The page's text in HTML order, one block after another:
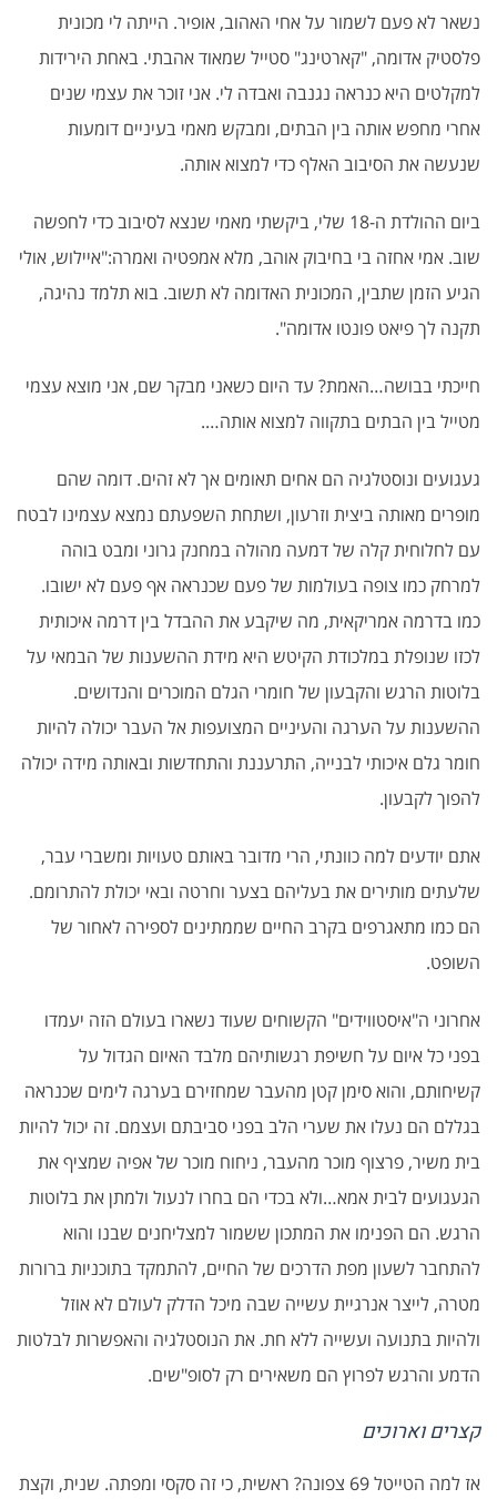
נשאר לא פעם לשמור על אחי האהוב, אופיר. הייתה לי מכונית
פלסטיק אדומה, "קארטינג" סטייל שמאוד אהבתי. באחת הירידות
למקלטים היא כנראה נגנבה ואבדה לי. אני זוכר את עצמי שנים
אחרי מחפש אותה בין הבתים, ומבקש מאמי בעיניים דומעות
שנעשה את הסיבוב האלף כדי למצוא אותה.
ביום ההולדת ה-18 שלי, ביקשתי מאמי שנצא לסיבוב כדי לחפשה
שוב. אמי אחזה בי בחיבוק אוהב, מלא אמפטיה ואמרה:"איילוש, אולי
הגיע הזמן שתבין, המכונית האדומה לא תשוב. בוא תלמד נהיגה,
תקנה לך פיאט פונטו אדומה".
חייכתי בבושה…האמת? עד היום כשאני מבקר שם, אני מוצא עצמי
מטייל בין הבתים בתקווה למצוא אותה….
געגועים ונוסטלגיה הם אחים תאומים אך לא זהים. דומה שהם
מופרים מאותה ביצית וזרעון, ושתחת השפעתם נמצא עצמינו לבטח
עם לחלוחית קלה של דמעה מהולה במחנק גרוני ומבט בוהה
למרחק כמו צופה בעולמות של פעם שכנראה אף פעם לא ישובו.
כמו בדרמה אמריקאית, מה שיקבע את ההבדל בין דרמה איכותית
לכזו שנופלת במלכודת הקיטש היא מידת ההשענות של הבמאי על
בלוטות הרגש והקבעון של חומרי הגלם המוכרים והנדושים.
ההשענות על הערגה והעיניים המצועפות אל העבר יכולה להיות
חומר גלם איכותי לבנייה, התרעננת והתחדשות ובאותה מידה יכולה
להפוך לקבעון.
אתם יודעים למה כוונתי, הרי מדובר באותם טעויות ומשברי עבר,
שלעתים מותירים את בעליהם בצער וחרטה ובאי יכולת להתרומם.
הם כמו מתאגרפים בקרב החיים שממתינים לספירה לאחור של
השופט.
אחרוני ה"איסטווידים" הקשוחים שעוד נשארו בעולם הזה יעמדו
בפני כל איום על חשיפת רגשותיהם מלבד האיום הגדול על
קשיחותם, והוא סימן קטן מהעבר שמחזירם בערגה לימים שכנראה
בגללם הם נעלו את שערי הלב בפני סביבתם ועצמם. זה יכול להיות
בית משיר, פרצוף מוכר מהעבר, ניחוח מוכר של אפיה שמציף את
הגעגועים לבית אמא…ולא בכדי הם בחרו לנעול ולמתן את בלוטות
הרגש. הם הפנימו את המתכון ששמור למצליחנים שבנו והוא
להתחבר לשעון מפת הדרכים של החיים, להתמקד בתוכניות ברורות
מטרה, לייצר אנרגיית עשייה שבה מיכל הדלק לעולם לא אוזל
ולהיות בתנועה ועשייה ללא חת. את הנוסטלגיה והאפשרות לבלטות
הדמע והרגש לפרוץ הם משאירים רק לסופ"שים.
קצרים וארוכים
אז למה הטייטל 69 צפונה? ראשית, כי זה סקסי ומפתה. שנית, וקצת